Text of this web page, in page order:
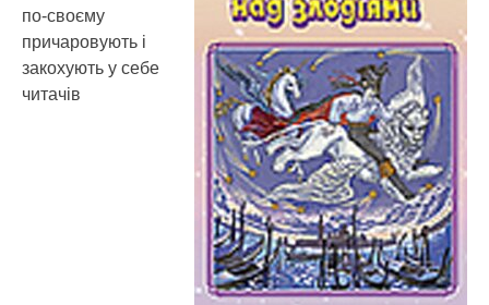
по-своєму
причаровують і
закохують у себе
читачів